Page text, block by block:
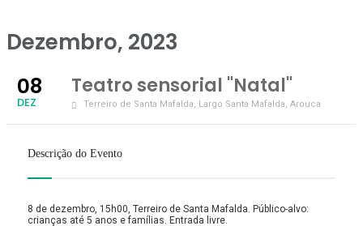
Dezembro, 2023
08
DEZ
Teatro sensorial "Natal"
Terreiro de Santa Mafalda, Largo Santa Mafalda, Arouca
Descrição do Evento
8 de dezembro, 15h00, Terreiro de Santa Mafalda. Público-alvo:
crianças até 5 anos e famílias. Entrada livre.